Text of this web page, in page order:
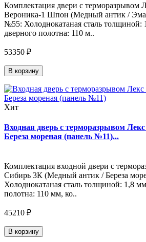
Комплектация двери с терморазрывом
Вероника-1 Шпон (Медный антик /
№55: Холоднокатаная сталь
дверного полотна: 110 м..
53350 ₽
В корзину
Хит
Входная дверь с терморазрывом
Береза мореная (панель №11)...
Комплектация входной двери с
Сибирь 3К (Медный антик / Береза
Холоднокатаная сталь толщиной: 1,8
полотна: 110 мм, ко..
45210 ₽
В корзину